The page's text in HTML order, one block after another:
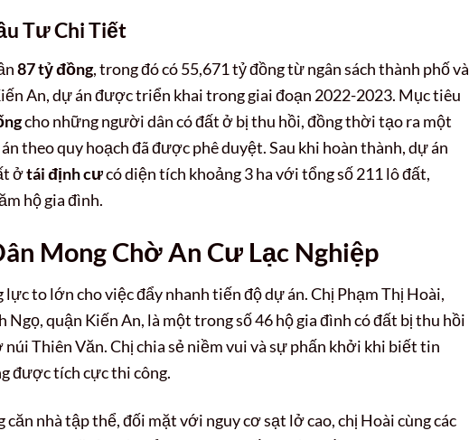
Tư Chi Tiết
87 tỷ đồng, trong đó có 55,671 tỷ đồng từ ngân sách thành phố và
An, dự án được triển khai trong giai đoạn 2022-2023. Mục tiêu
cho những người dân có đất ở bị thu hồi, đồng thời tạo ra một
theo quy hoạch đã được phê duyệt. Sau khi hoàn thành, dự án
ởtái định cưcó diện tích khoảng 3 ha với tổng số 211 lô đất,
hộ gia đình.
Mong Chờ An Cư Lạc Nghiệp
to lớn cho việc đẩy nhanh tiến độ dự án. Chị Phạm Thị Hoài,
quận Kiến An, là một trong số 46 hộ gia đình có đất bị thu hồi
núi Thiên Văn. Chị chia sẻ niềm vui và sự phấn khởi khi biết tin
được tích cực thi công.
nhà tập thể, đối mặt với nguy cơ sạt lở cao, chị Hoài cùng các